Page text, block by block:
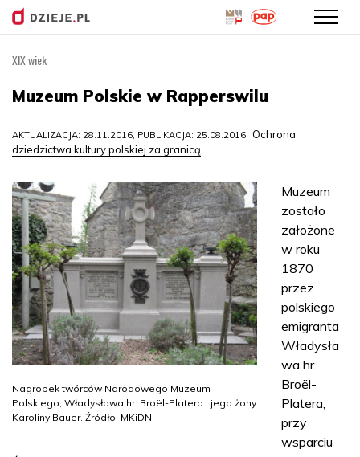
treści
XIX wiek
Muzeum Polskie w Rapperswilu
AKTUALIZACJA: 28.11.2016, PUBLIKACJA: 25.08.2016
Ochrona
dziedzictwa kultury polskiej za granicą
Nagrobek twórców Narodowego Muzeum
Polskiego, Władysława hr. Broël-Platera i jego żony
Karoliny Bauer. Źródło: MKiDN
Muzeum
zostało
założone
w roku
1870
przez
polskiego
emigranta
Władysła
wa hr.
Broël-
Platera,
przy
wsparciu